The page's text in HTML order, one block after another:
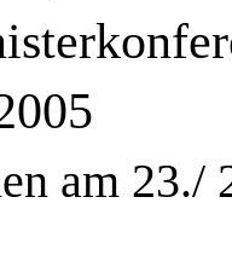
am 23./